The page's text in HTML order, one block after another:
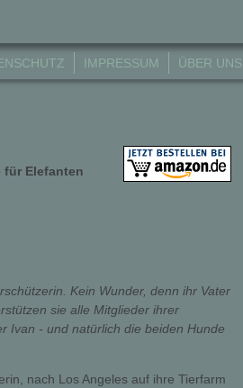
IMPRESSUM ÜBER UNS
für Elefanten
Kein Wunder, denn ihr Vater
sie alle Mitglieder ihrer
Ivan - und natürlich die beiden Hunde
nach Los Angeles auf ihre Tierfarm